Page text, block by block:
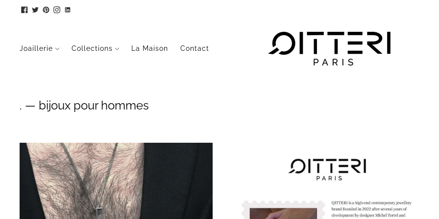
Joaillerie Collections La Maison Contact
. — bijoux pour hommes